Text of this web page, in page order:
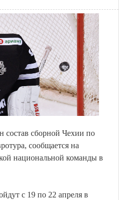
состав сборной Чехии по
сообщается на
национальной команды в
с 19 по 22 апреля в